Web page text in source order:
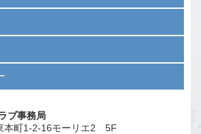
ブ事務局
本町1-2-16モーリエ2 5F